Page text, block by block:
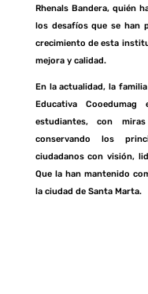
Rhenals Bandera, quién
los desafíos que se han
crecimiento de esta
mejora y calidad.
En la actualidad, la
Educativa
estudiantes, con
conservando los
ciudadanos con visión,
Que la han mantenido
la ciudad de Santa Marta.